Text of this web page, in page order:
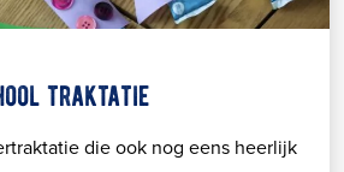
traktatie
die ook nog eens heerlijk